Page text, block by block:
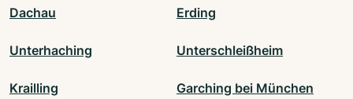
Dachau Erding
Unterhaching Unterschleißheim
Krailling Garching bei München